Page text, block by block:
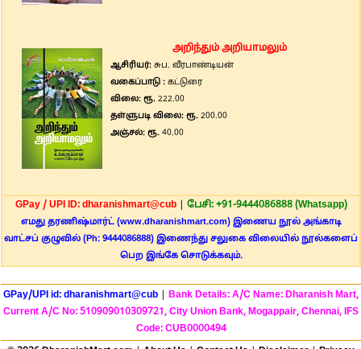
அறிந்தும் அறியாமலும்
ஆசிரியர்: சுப. வீரபாண்டியன்
வகைப்பாடு : கட்டுரை
விலை: ரூ. 222.00
தள்ளுபடி விலை: ரூ. 200.00
அஞ்சல்: ரூ. 40.00
GPay / UPI ID: dharanishmart@cub| பேசி: +91-9444086888 (Whatsapp)
எமது தரணிஷ்மார்ட் (www.dharanishmart.com) இணைய நூல் அங்காடி
வாட்சப் குழுவில் (Ph: 9444086888) இணைந்து சலுகை விலையில் நூல்களைப்
பெற இங்கே சொடுக்கவும்.
GPay/UPI id: dharanishmart@cub
Bank Details: A/C Name: Dharanish Mart,
Current A/C No: 510909010309721, City Union Bank, Mogappair, Chennai, IFS
Code: CUB0000494